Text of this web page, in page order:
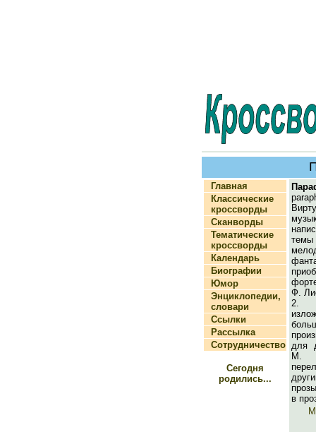
Главная
Классические
кроссворды
Сканворды
Тематические
кроссворды
Календарь
Биографии
Юмор
Энциклопедии,
словари
Ссылки
Рассылка
Сотрудничество
Сегодня
родились...
Ф.
2.
для
М.
в